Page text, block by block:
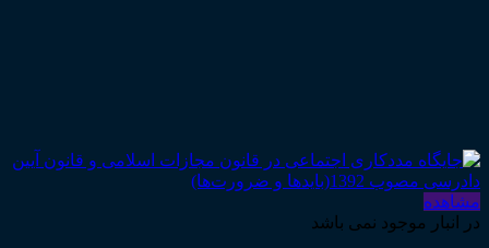
مشاهده
در انبار موجود نمی باشد